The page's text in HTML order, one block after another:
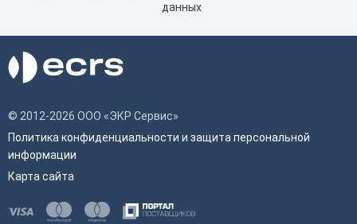
данных
© 2012-2026 ООО «ЭКР Сервис»
Политика конфиденциальности и защита персональной
информации
Карта сайта